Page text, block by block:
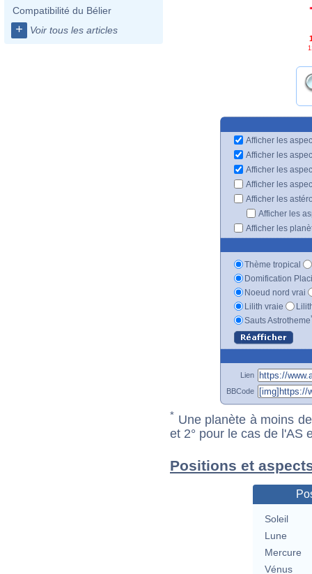
Compatibilité du Bélier
+ Voir tous les articles
Afficher les
Afficher les
Afficher les
Afficher les
Afficher les
Afficher les
Afficher les
Thème tropical
Domification
Noeud nord vrai
Lilith vraie
Sauts Astrotheme
Lien
BBCode
* Une planète à moins
et 2° pour le cas de l'AS
Positions et
Soleil
Lune
Mercure
Vénus